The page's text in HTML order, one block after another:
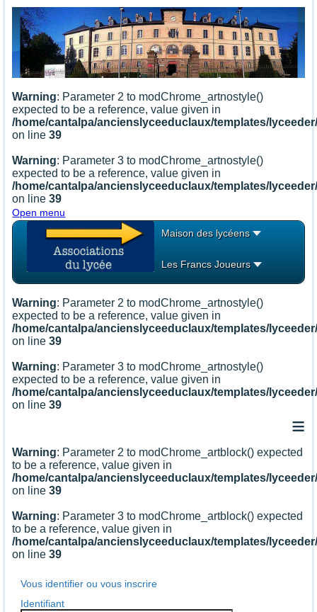
Warning: Parameter 2 to modChrome_artnostyle()
expected to be a reference, value given in
/home/cantalpa/ancienslyceeduclaux/templates/
on line39
Warning: Parameter 3 to modChrome_artnostyle()
expected to be a reference, value given in
/home/cantalpa/ancienslyceeduclaux/templates/
on line39
Open menu
Maison des lycéens
Les Francs Joueurs
Warning: Parameter 2 to modChrome_artnostyle()
expected to be a reference, value given in
/home/cantalpa/ancienslyceeduclaux/templates/
on line39
Warning: Parameter 3 to modChrome_artnostyle()
expected to be a reference, value given in
/home/cantalpa/ancienslyceeduclaux/templates/
on line39
≡
Warning: Parameter 2 to modChrome_artblock() expected
to be a reference, value given in
/home/cantalpa/ancienslyceeduclaux/templates/
on line39
Warning: Parameter 3 to modChrome_artblock() expected
to be a reference, value given in
/home/cantalpa/ancienslyceeduclaux/templates/
on line39
Vous identifier ou vous inscrire
Identifiant